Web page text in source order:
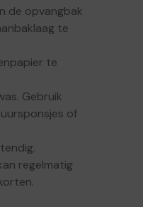
de opvangbak
te
te
Gebruik
of
regelmatig